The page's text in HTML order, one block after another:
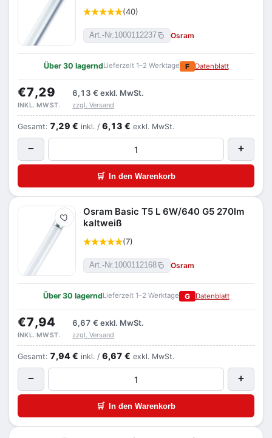
(40)
Art.-Nr.1000112237 Osram
Über 30 lagerndLieferzeit 1–2 Werktage F Datenblatt
€7,29 6,13 € exkl. MwSt.
INKL. MWST. zzgl. Versand
Gesamt: 7,29 € inkl. / 6,13 € exkl. MwSt.
− +
🛒 In den Warenkorb
Merken
Osram Basic T5 L 6W/640 G5 270lm
kaltweiß
(7)
Art.-Nr.1000112168 Osram
Über 30 lagerndLieferzeit 1–2 Werktage G Datenblatt
€7,94 6,67 € exkl. MwSt.
INKL. MWST. zzgl. Versand
Gesamt: 7,94 € inkl. / 6,67 € exkl. MwSt.
− +
🛒 In den Warenkorb